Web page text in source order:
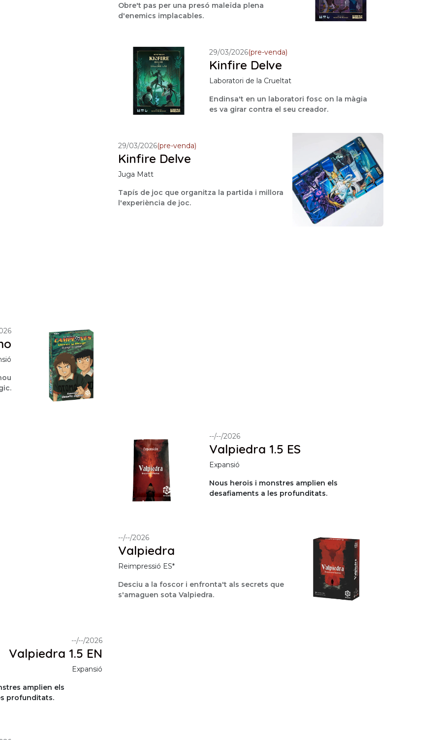
Obre't pas per una presó maleïda plena
d'enemics implacables.
29/03/2026(pre-venda)
Kinfire Delve
Laboratori de la Crueltat
Endinsa't en un laboratori fosc on la màgia
es va girar contra el seu creador.
29/03/2026(pre-venda)
Kinfire Delve
Juga Matt
Tapís de joc que organitza la partida i millora
l'experiència de joc.
--/--/2026
Valpiedra 1.5 ES
Expansió
Nous herois i monstres amplien els
desafiaments a les profunditats.
--/--/2026
Valpiedra
Reimpressió ES*
Desciu a la foscor i enfronta't als secrets que
s'amaguen sota Valpiedra.
--/--/2026
Valpiedra 1.5 EN
Expansió
amplien els
profunditats.